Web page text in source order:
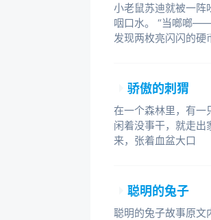
小老鼠苏迪就被一阵
咽口水。 “当啷啷
发现两枚亮闪闪的硬
骄傲的刺猬
在一个森林里，有一
闲着没事干，就走出
来，张着血盆大口
聪明的兔子
聪明的兔子故事原文